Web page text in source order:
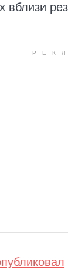
вблизи